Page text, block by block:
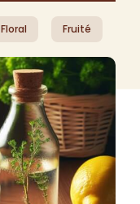
Floral Fruité